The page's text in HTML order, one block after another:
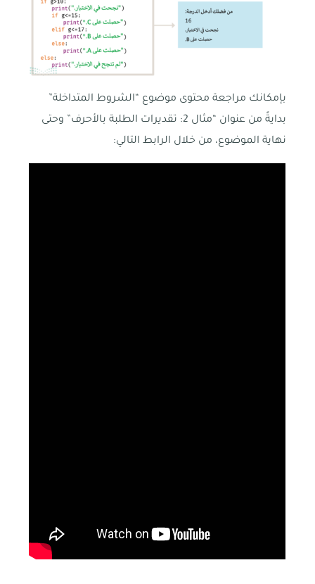
بإمكانك مراجعة محتوى موضوع “الشروط المتداخلة”
بدايةً من عنوان “مثال 2: تقديرات الطلبة بالأحرف” وحتى
نهاية الموضوع، من خلال الرابط التالي: